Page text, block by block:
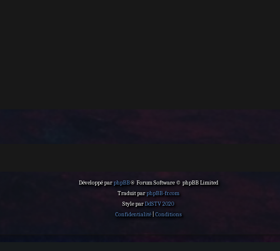
Développé parphpBB® Forum Software © phpBB Limited
Traduit parphpBB-fr.com
Style parDdSTV 2020
Confidentialité| Conditions